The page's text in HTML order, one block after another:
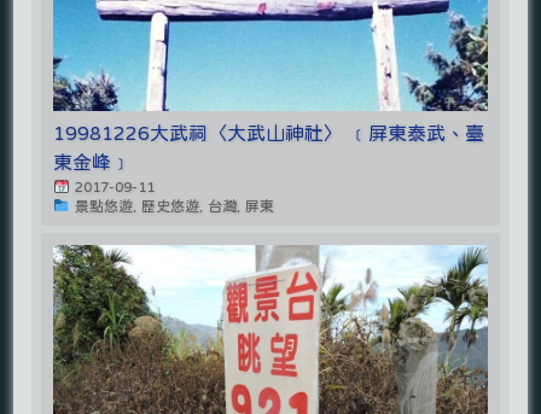
19981226大武祠〈大武山神社〉 ﹝屏東泰武、臺
東金峰﹞
2017-09-11
景點悠遊, 歷史悠遊, 台灣, 屏東